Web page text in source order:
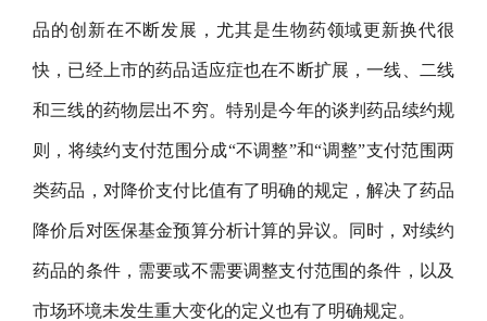
品的创新在不断发展，尤其是生物药领域更新换代很
快，已经上市的药品适应症也在不断扩展，一线、二线
和三线的药物层出不穷。特别是今年的谈判药品续约规
则，将续约支付范围分成“不调整”和“调整”支付范围两
类药品，对降价支付比值有了明确的规定，解决了药品
降价后对医保基金预算分析计算的异议。同时，对续约
药品的条件，需要或不需要调整支付范围的条件，以及
市场环境未发生重大变化的定义也有了明确规定。